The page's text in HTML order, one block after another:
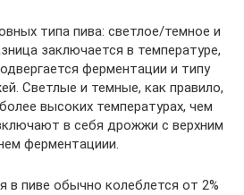
типа пива: светлое/темное и
заключается в температуре,
ферментации и типу
Светлые и темные, как правило,
высоких температурах, чем
в себя дрожжи с верхним
ферментациии.
в пиве обычно колеблется от 2%